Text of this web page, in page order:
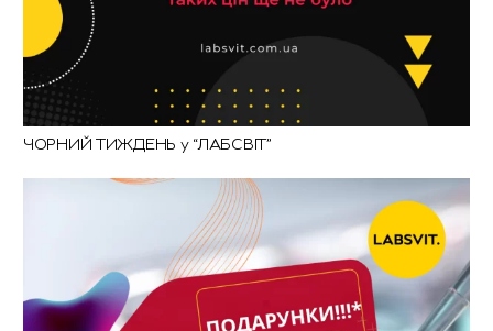
ЧОРНИЙ ТИЖДЕНЬ у “ЛАБСВІТ”